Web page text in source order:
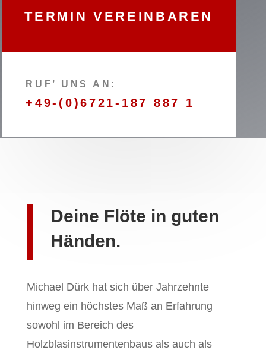
TERMIN VEREINBAREN
RUF’ UNS AN:
+49-(0)6721-187 887 1
Deine Flöte in guten
Händen.
Michael Dürk hat sich über Jahrzehnte
hinweg ein höchstes Maß an Erfahrung
sowohl im Bereich des
Holzblasinstrumentenbaus als auch als